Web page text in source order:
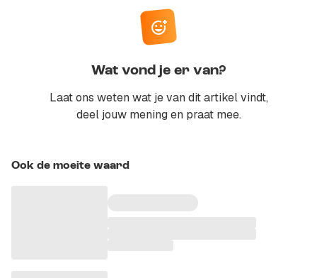
Wat vond je er van?
Laat ons weten wat je van dit artikel vindt,
deel jouw mening en praat mee.
Ook de moeite waard